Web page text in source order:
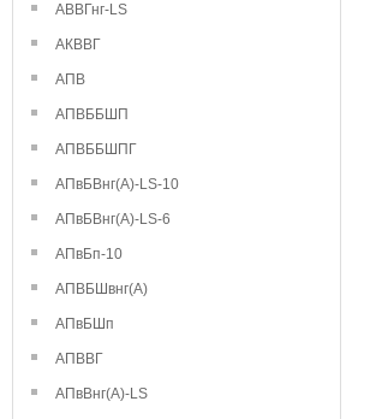
АВВГнг-LS
АКВВГ
АПВ
АПВББШП
АПВББШПГ
АПвБВнг(А)-LS-10
АПвБВнг(А)-LS-6
АПвБп-10
АПВБШвнг(А)
АПвБШп
АПВВГ
АПвВнг(А)-LS